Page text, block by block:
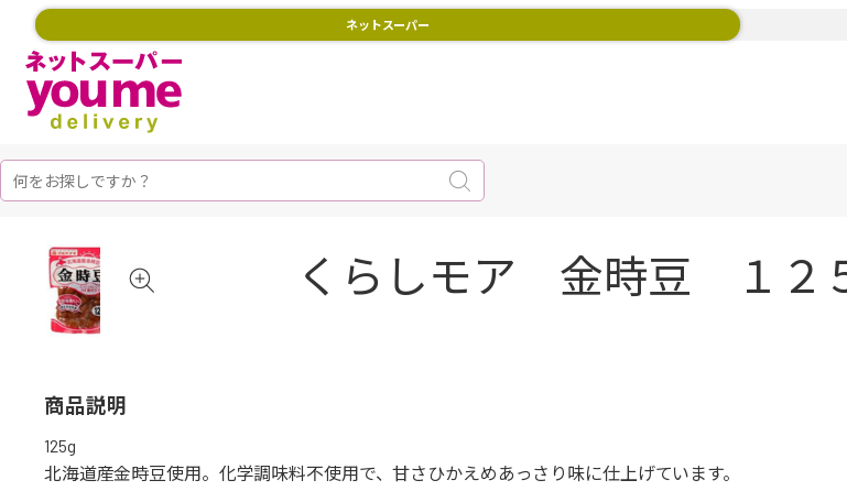
ネットスーパー
くらしモア 金時豆 １２
商品説明
125g
北海道産金時豆使用。化学調味料不使用で、甘さひかえめあっさり味に仕上げています。